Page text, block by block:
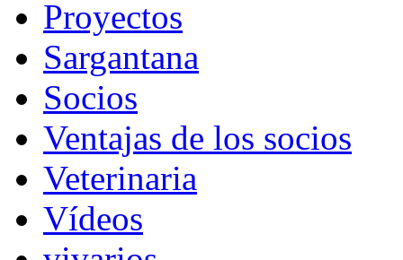
Proyectos
Sargantana
Socios
Ventajas de los socios
Veterinaria
Vídeos